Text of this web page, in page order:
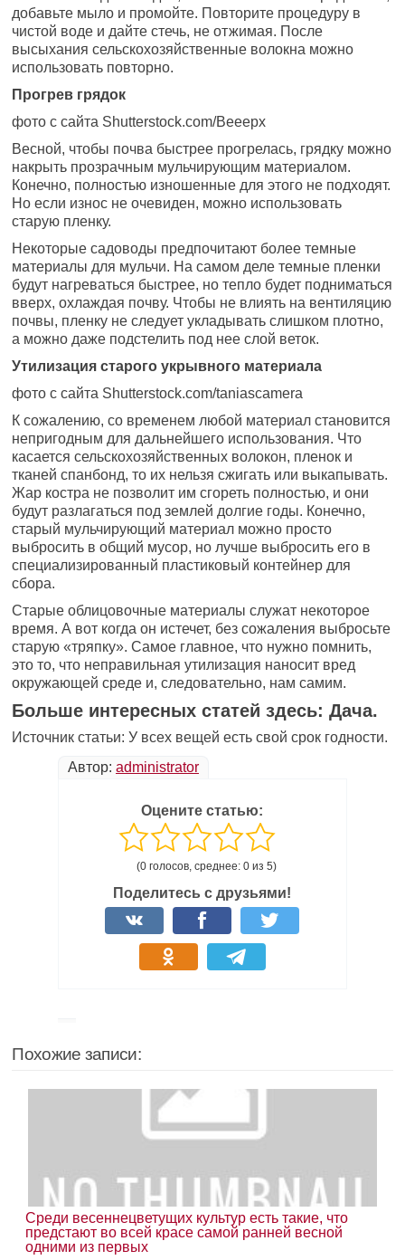
добавьте мыло и промойте. Повторите процедуру в
чистой воде и дайте стечь, не отжимая. После
высыхания сельскохозяйственные волокна можно
использовать повторно.
Прогрев грядок
фото с сайта Shutterstock.com/Beeepx
Весной, чтобы почва быстрее прогрелась, грядку можно
накрыть прозрачным мульчирующим материалом.
Конечно, полностью изношенные для этого не подходят.
Но если износ не очевиден, можно использовать
старую пленку.
Некоторые садоводы предпочитают более темные
материалы для мульчи. На самом деле темные пленки
будут нагреваться быстрее, но тепло будет подниматься
вверх, охлаждая почву. Чтобы не влиять на вентиляцию
почвы, пленку не следует укладывать слишком плотно,
а можно даже подстелить под нее слой веток.
Утилизация старого укрывного материала
фото с сайта Shutterstock.com/taniascamera
К сожалению, со временем любой материал становится
непригодным для дальнейшего использования. Что
касается сельскохозяйственных волокон, пленок и
тканей спанбонд, то их нельзя сжигать или выкапывать.
Жар костра не позволит им сгореть полностью, и они
будут разлагаться под землей долгие годы. Конечно,
старый мульчирующий материал можно просто
выбросить в общий мусор, но лучше выбросить его в
специализированный пластиковый контейнер для
сбора.
Старые облицовочные материалы служат некоторое
время. А вот когда он истечет, без сожаления выбросьте
старую «тряпку». Самое главное, что нужно помнить,
это то, что неправильная утилизация наносит вред
окружающей среде и, следовательно, нам самим.
Больше интересных статей здесь: Дача.
Источник статьи: У всех вещей есть свой срок годности.
Автор: administrator
Оцените статью:
(0 голосов, среднее: 0 из 5)
Поделитесь с друзьями!
Похожие записи:
Среди весеннецветущих культур есть такие, что
предстают во всей красе самой ранней весной
одними из первых